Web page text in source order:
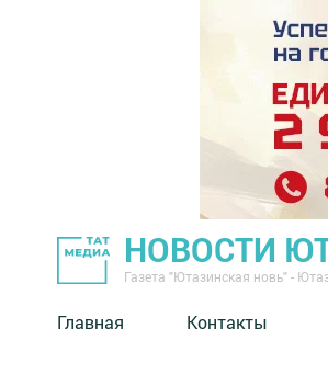
НОВОСТИ
Газета "Ютазинская новь" -
Главная Контакты